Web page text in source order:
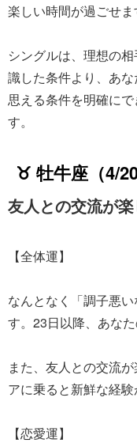
楽しい時間が過ごせま
シングルは、理想の
識した条件より、あ
思える条件を明確に
す。
♉ 牡牛座（4/
友人との交流が
【全体運】
なんとなく「調子悪
す。23日以降、あな
また、友人との交流
アに乗ると新鮮な経験
【恋愛運】